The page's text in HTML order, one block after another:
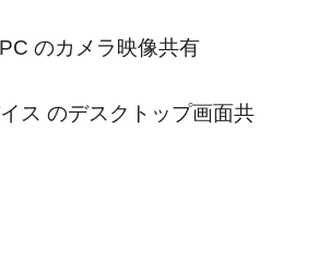
のカメラ映像共有
ス のデスクトップ画面共